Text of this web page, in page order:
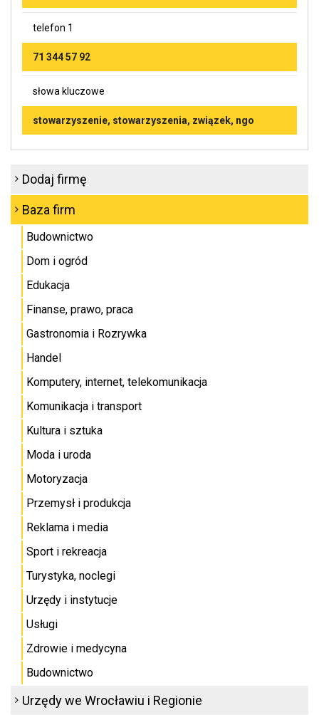
telefon 1
71 344 57 92
słowa kluczowe
stowarzyszenie, stowarzyszenia, związek, ngo
Dodaj firmę
Baza firm
Budownictwo
Dom i ogród
Edukacja
Finanse, prawo, praca
Gastronomia i Rozrywka
Handel
Komputery, internet, telekomunikacja
Komunikacja i transport
Kultura i sztuka
Moda i uroda
Motoryzacja
Przemysł i produkcja
Reklama i media
Sport i rekreacja
Turystyka, noclegi
Urzędy i instytucje
Usługi
Zdrowie i medycyna
Budownictwo
Urzędy we Wrocławiu i Regionie